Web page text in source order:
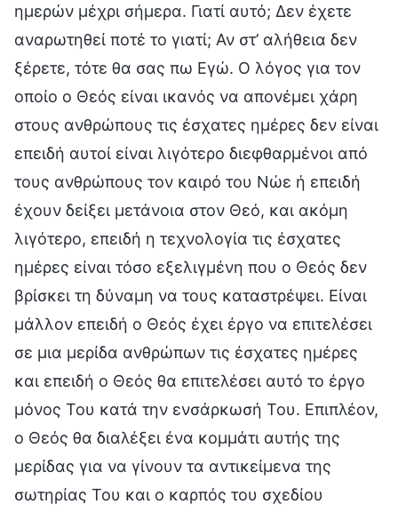
ημερών μέχρι σήμερα. Γιατί αυτό; Δεν έχετε
αναρωτηθεί ποτέ το γιατί; Αν στ’ αλήθεια δεν
ξέρετε, τότε θα σας πω Εγώ. Ο λόγος για τον
οποίο ο Θεός είναι ικανός να απονέμει χάρη
στους ανθρώπους τις έσχατες ημέρες δεν είναι
επειδή αυτοί είναι λιγότερο διεφθαρμένοι από
τους ανθρώπους τον καιρό του Νώε ή επειδή
έχουν δείξει μετάνοια στον Θεό, και ακόμη
λιγότερο, επειδή η τεχνολογία τις έσχατες
ημέρες είναι τόσο εξελιγμένη που ο Θεός δεν
βρίσκει τη δύναμη να τους καταστρέψει. Είναι
μάλλον επειδή ο Θεός έχει έργο να επιτελέσει
σε μια μερίδα ανθρώπων τις έσχατες ημέρες
και επειδή ο Θεός θα επιτελέσει αυτό το έργο
μόνος Του κατά την ενσάρκωσή Του. Επιπλέον,
ο Θεός θα διαλέξει ένα κομμάτι αυτής της
μερίδας για να γίνουν τα αντικείμενα της
σωτηρίας Του και ο καρπός του σχεδίου